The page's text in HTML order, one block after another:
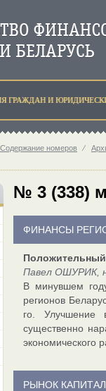
ГРАЖДАН И
Содержание номеров ⁄
№ 3 (338)
ФИНАНСЫ
Павел ОШУРИК,
В минувшем
регионов
го. Улучшение
существенно
экономического
РЫНОК